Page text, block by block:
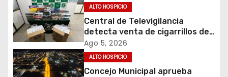
ó
n
d
ALTO HOSPICIO
Central de Televigilancia
detecta venta de cigarrillos de
contrabando y permite
incautación de más de 3 mil
cajetillas
Ago 5, 2026
ALTO HOSPICIO
Concejo Municipal aprueba